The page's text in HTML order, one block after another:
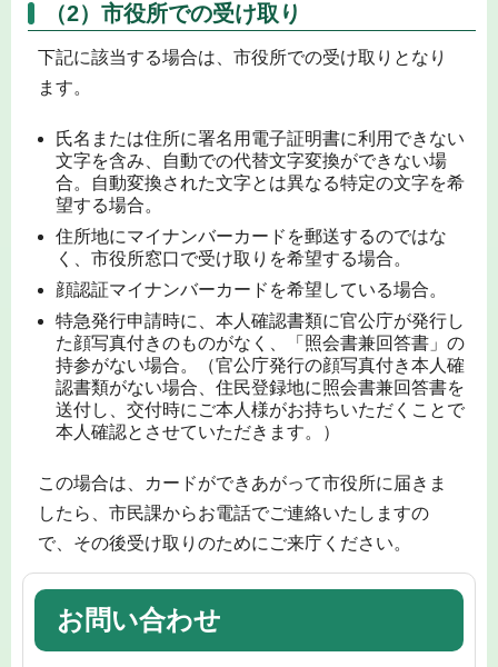
（2）市役所での受け取り
下記に該当する場合は、市役所での受け取りとなり
ます。
氏名または住所に署名用電子証明書に利用できない
文字を含み、自動での代替文字変換ができない場
合。自動変換された文字とは異なる特定の文字を希
望する場合。
住所地にマイナンバーカードを郵送するのではな
く、市役所窓口で受け取りを希望する場合。
顔認証マイナンバーカードを希望している場合。
特急発行申請時に、本人確認書類に官公庁が発行し
た顔写真付きのものがなく、「照会書兼回答書」の
持参がない場合。（官公庁発行の顔写真付き本人確
認書類がない場合、住民登録地に照会書兼回答書を
送付し、交付時にご本人様がお持ちいただくことで
本人確認とさせていただきます。）
この場合は、カードができあがって市役所に届きま
したら、市民課からお電話でご連絡いたしますの
で、その後受け取りのためにご来庁ください。
お問い合わせ